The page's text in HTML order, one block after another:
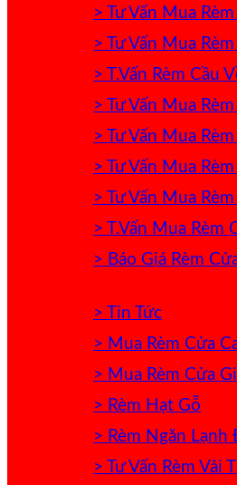
> Tư Vấn Mua
> Tư Vấn Mua Rèm
> T.Vấn Rèm Cầu
> Tư Vấn Mua
> Tư Vấn Mua
> Tư Vấn Mua
> Tư Vấn Mua
> T.Vấn Mua Rèm
> Báo Giá Rèm
> Tin Tức
> Mua Rèm Cửa
> Mua Rèm Cửa
> Rèm Hạt Gỗ
> Rèm Ngăn
> Tư Vấn Rèm Vải